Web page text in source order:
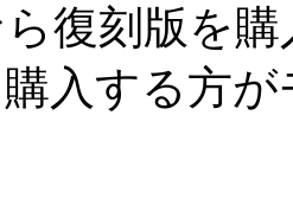
復刻版を
入する方